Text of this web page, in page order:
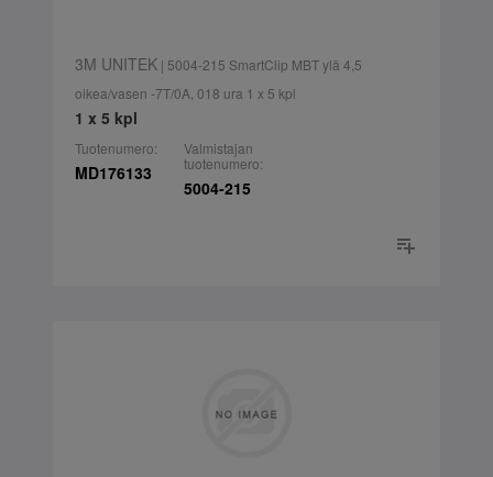
3M UNITEK| 5004-215 SmartClip MBT ylä 4,5
oikea/vasen -7T/0A, 018 ura 1 x 5 kpl
1 x 5 kpl
Tuotenumero:
MD176133
Valmistajan
tuotenumero:
5004-215